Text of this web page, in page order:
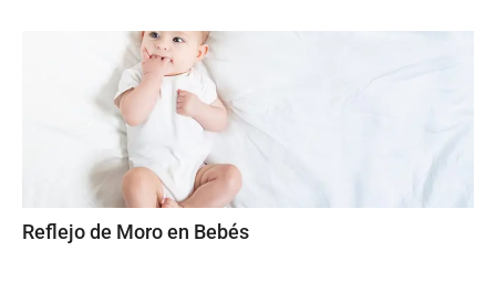
Reflejo de Moro en Bebés